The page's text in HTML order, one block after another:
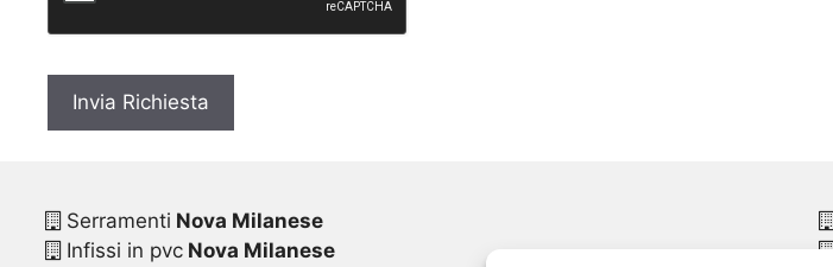
y
Serramenti Nova Milanese
Infissi in pvcNova Milanese